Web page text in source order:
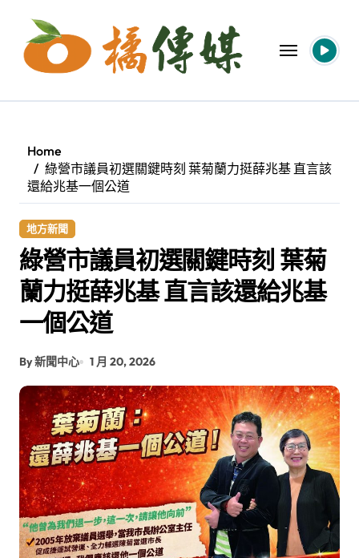
content
Home
綠營市議員初選關鍵時刻 葉菊蘭力挺薛兆基 直言該
還給兆基一個公道
地方新聞
綠營市議員初選關鍵時刻 葉菊
蘭力挺薛兆基 直言該還給兆基
一個公道
By 新聞中心 1 月 20, 2026